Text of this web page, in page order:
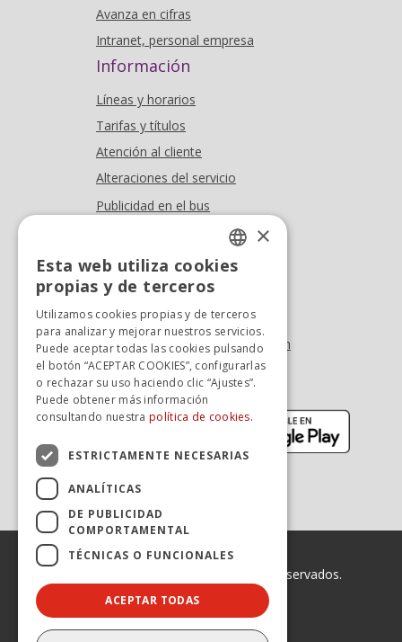
Avanza en cifras
Intranet, personal empresa
Información
Líneas y horarios
Tarifas y títulos
Atención al cliente
Alteraciones del servicio
Publicidad en el bus
Oficina At. al cliente
Tel. +34 976 900 085
Tel. +34 900 923 181
info.zaragoza@avanzagrupo.com
Sugerencias y reclamaciones
Descarga la APP:
(se abre en nueva ventana)
(se
© 2026 Avanza. Todos los derechos reservados.
Enlaces legales
Declaración de Accesibilidad
Aviso legal
SPANISH
×
Esta web utiliza cookies
propias y de terceros
Utilizamos cookies propias y de terceros
para analizar y mejorar nuestros servicios.
Puede aceptar todas las cookies pulsando
el botón “ACEPTAR COOKIES”, configurarlas
o rechazar su uso haciendo clic “Ajustes”.
Puede obtener más información
consultando nuestra política de cookies.
ESTRICTAMENTE NECESARIAS
ANALÍTICAS
DE PUBLICIDAD
COMPORTAMENTAL
TÉCNICAS O FUNCIONALES
ACEPTAR TODAS